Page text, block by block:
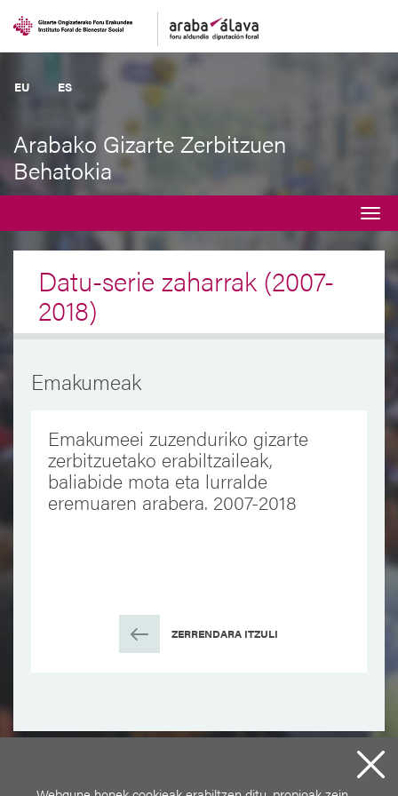
EU ES
Arabako Gizarte Zerbitzuen
Behatokia
Datu-serie zaharrak (2007-
2018)
Emakumeak
Emakumeei zuzenduriko gizarte
zerbitzuetako erabiltzaileak,
baliabide mota eta lurralde
eremuaren arabera. 2007-2018
ZERRENDARA ITZULI